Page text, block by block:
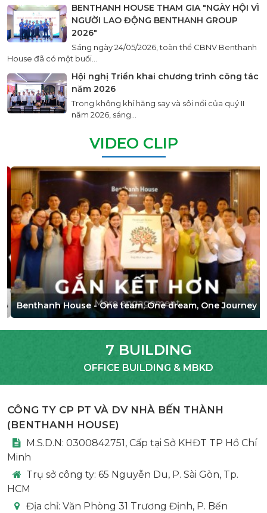
BENTHANH HOUSE THAM GIA "NGÀY HỘI VÌ
NGƯỜI LAO ĐỘNG BENTHANH GROUP
2026"
Sáng ngày 24/05/2026, toàn thể CBNV Benthanh
House đã có một buổi...
Hội nghị Triển khai chương trình công tác
năm 2026
Trong không khí hăng say và sôi nổi của quý II
năm 2026, sáng...
VIDEO CLIP
Benthanh House - One team, One dream, One Journey
7 BUILDING
OFFICE BUILDING & MBKD
CÔNG TY CP PT VÀ DV NHÀ BẾN THÀNH
(BENTHANH HOUSE)
M.S.D.N: 0300842751, Cấp tại Sở KHĐT TP Hồ Chí
Minh
Trụ sở công ty: 65 Nguyễn Du, P. Sài Gòn, Tp.
HCM
Địa chỉ: Văn Phòng 31 Trương Định, P. Bến